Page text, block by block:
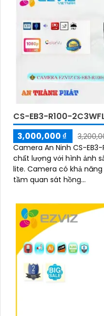
CS-EB3-R100-
3,000,000 ₫
Camera An Ninh CS-
chất lượng với hình ảnh
lite. Camera có khả năng hiển thị màu sắc ban đêm và
tầm quan sát hồng...